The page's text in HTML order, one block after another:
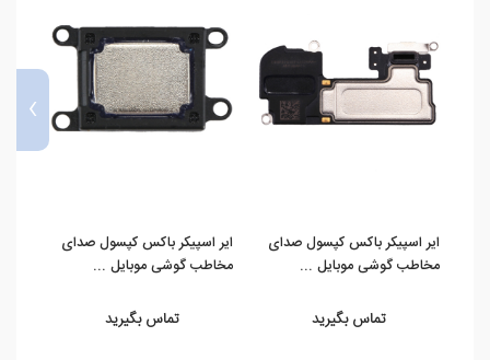
ایر اسپیکر باکس کپسول صدای
مخاطب گوشی موبایل ...
تماس بگیرید
ایر اسپیکر باکس کپسول صدای
مخاطب گوشی موبایل ...
تماس بگیرید
›